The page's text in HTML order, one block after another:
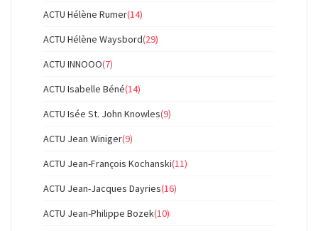
ACTU Hélène Rumer(14)
ACTU Hélène Waysbord(29)
ACTU INNOOO(7)
ACTU Isabelle Béné(14)
ACTU Isée St. John Knowles(9)
ACTU Jean Winiger(9)
ACTU Jean-François Kochanski(11)
ACTU Jean-Jacques Dayries(16)
ACTU Jean-Philippe Bozek(10)